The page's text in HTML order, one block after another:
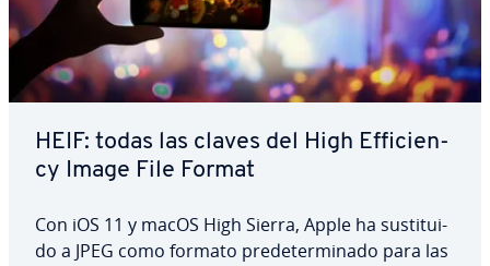
HEIF: todas las claves del High Ef­fi­cie­n­
cy Image File Format
Con iOS 11 y macOS High Sierra, Apple ha su­s­ti­tui­
do a JPEG como formato pre­de­te­r­mi­na­do para las